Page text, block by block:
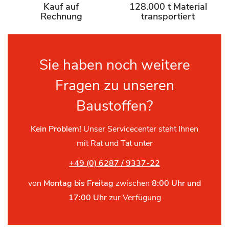
Kauf auf
Rechnung
128.000 t Material
transportiert
Sie haben noch weitere
Fragen zu unseren
Baustoffen?
Kein Problem! Unser Servicecenter steht Ihnen
mit Rat und Tat unter
+49 (0) 6287 / 9337-22
von Montag bis Freitag zwischen 8:00 Uhr und
17:00 Uhrzur Verfügung